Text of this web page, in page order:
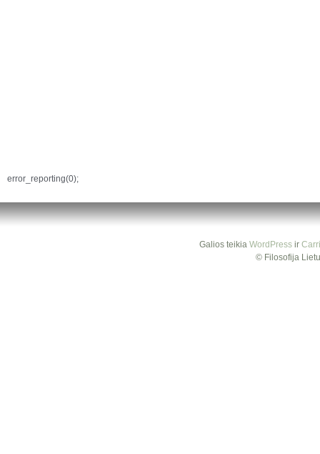
error_reporting(0);
Galios teikia WordPressir
© Filosofija